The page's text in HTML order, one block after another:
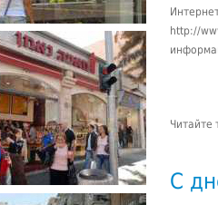
http://
Читайте
С